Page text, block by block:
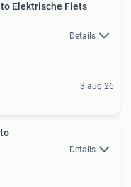
Elektrische Fiets
Details
3 aug 26
Details